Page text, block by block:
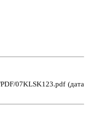
07KLSK123.pdf (дата